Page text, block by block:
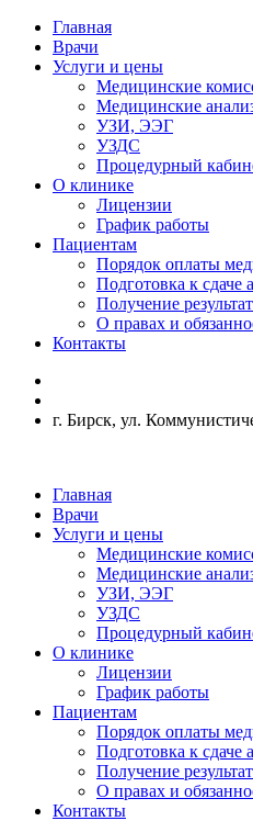
Главная
Врачи
Услуги и цены
Медицинские
Медицинские
УЗИ, ЭЭГ
УЗДС
Процедурный
О клинике
Лицензии
График работы
Пациентам
Порядок оплаты
Подготовка к сдаче
Получение
О правах и
Контакты
г. Бирск, ул.
Главная
Врачи
Услуги и цены
Медицинские
Медицинские
УЗИ, ЭЭГ
УЗДС
Процедурный
О клинике
Лицензии
График работы
Пациентам
Порядок оплаты
Подготовка к сдаче
Получение
О правах и
Контакты